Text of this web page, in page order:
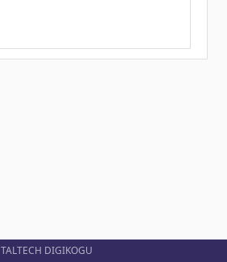
TALTECH DIGIKOGU